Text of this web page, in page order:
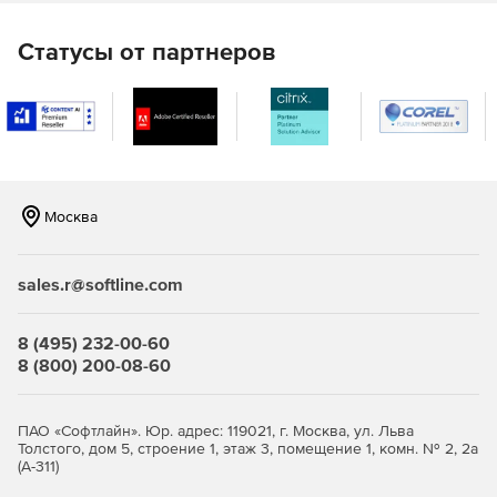
Exchange 2019 работает на базе Windows Server 2019 Core
и является самой надежной и защищенной платформой
для инфраструктуры обмена сообщениями.
Exchange Server 2019 использует доступные
внутренними ресурсами системы, помогая конечным
Безопасность
семейства продуктов, сразу готовая к работе и
защищающая ваши данные с помощью новейших средств
кодирования и алгоритмов хэширования.
Статусы от партнеров
Москва
sales.r@softline.com
8 (495) 232-00-60
8 (800) 200-08-60
ПАО «Софтлайн». Юр. адрес: 119021, г. Москва, ул. Льва
Толстого, дом 5, строение 1, этаж 3, помещение 1, комн. № 2, 2а
(А-311)